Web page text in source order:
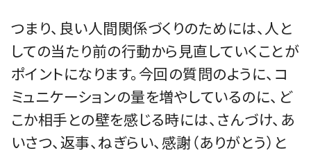
つまり、良い人間関係づくりのためには、人と
しての当たり前の行動から見直していくことが
ポイントになります。今回の質問のように、コ
ミュニケーションの量を増やしているのに、ど
こか相手との壁を感じる時には、さんづけ、あ
いさつ、返事、ねぎらい、感謝（ありがとう）と